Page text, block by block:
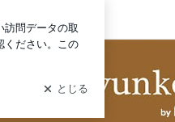
ェごはん『syunkon』」
ログイン